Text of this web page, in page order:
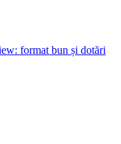
format bun și dotări